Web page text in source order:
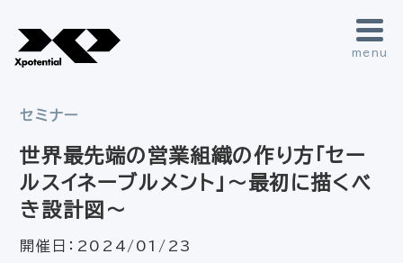
menu
セミナー
世界最先端の営業組織の作り方「セー
ルスイネーブルメント」～最初に描くべ
き設計図～
開催日： 2024/01/23